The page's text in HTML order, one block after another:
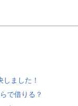
ました！
で借りる？